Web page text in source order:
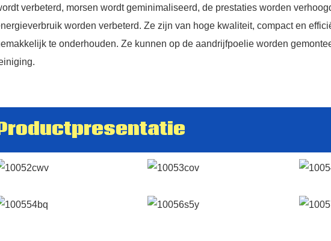
verbeterd, morsen wordt geminimaliseerd, de prestaties worden
worden verbeterd. Ze zijn van hoge kwaliteit, compact en
te onderhouden. Ze kunnen op de aandrijfpoelie worden